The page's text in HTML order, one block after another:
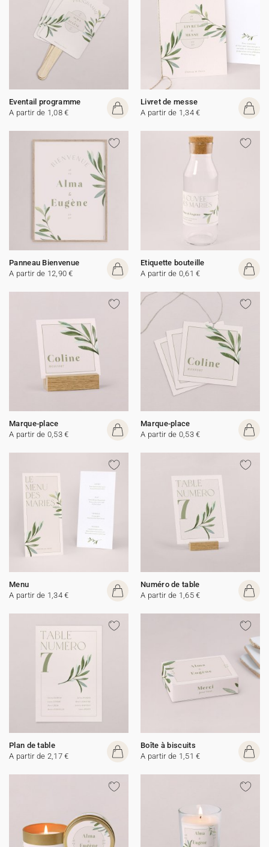
Eventail programme
A partir de 1,08 €
Livret de messe
A partir de 1,34 €
Panneau Bienvenue
A partir de 12,90 €
Etiquette bouteille
A partir de 0,61 €
Marque-place
A partir de 0,53 €
Marque-place
A partir de 0,53 €
Menu
A partir de 1,34 €
Numéro de table
A partir de 1,65 €
Plan de table
A partir de 2,17 €
Boîte à biscuits
A partir de 1,51 €